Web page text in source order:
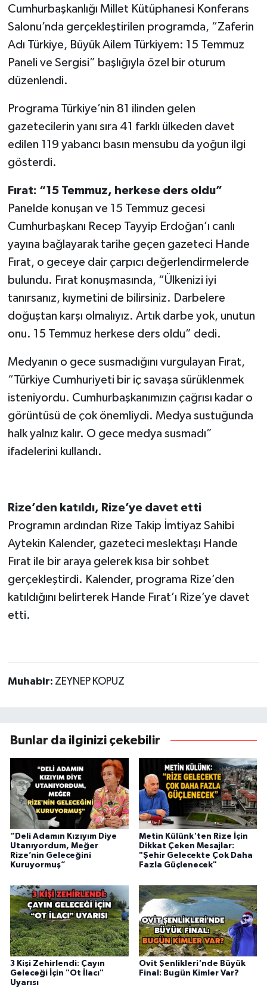
Cumhurbaşkanlığı Millet Kütüphanesi Konferans
Salonu’nda gerçekleştirilen programda, “Zaferin
Adı Türkiye, Büyük Ailem Türkiyem: 15 Temmuz
Paneli ve Sergisi” başlığıyla özel bir oturum
düzenlendi.
Programa Türkiye’nin 81 ilinden gelen
gazetecilerin yanı sıra 41 farklı ülkeden davet
edilen 119 yabancı basın mensubu da yoğun ilgi
gösterdi.
Fırat: “15 Temmuz, herkese ders oldu”
Panelde konuşan ve 15 Temmuz gecesi
Cumhurbaşkanı Recep Tayyip Erdoğan’ı canlı
yayına bağlayarak tarihe geçen gazeteci Hande
Fırat, o geceye dair çarpıcı değerlendirmelerde
bulundu. Fırat konuşmasında, “Ülkenizi iyi
tanırsanız, kıymetini de bilirsiniz. Darbelere
doğuştan karşı olmalıyız. Artık darbe yok, unutun
onu. 15 Temmuz herkese ders oldu” dedi.
Medyanın o gece susmadığını vurgulayan Fırat,
“Türkiye Cumhuriyeti bir iç savaşa sürüklenmek
isteniyordu. Cumhurbaşkanımızın çağrısı kadar o
görüntüsü de çok önemliydi. Medya sustuğunda
halk yalnız kalır. O gece medya susmadı”
ifadelerini kullandı.
Rize’den katıldı, Rize’ye davet etti
Programın ardından Rize Takip İmtiyaz Sahibi
Aytekin Kalender, gazeteci meslektaşı Hande
Fırat ile bir araya gelerek kısa bir sohbet
gerçekleştirdi. Kalender, programa Rize’den
katıldığını belirterek Hande Fırat’ı Rize’ye davet
etti.
Muhabir: ZEYNEP KOPUZ
Bunlar da ilginizi çekebilir
“Deli Adamın Kızıyım Diye
Utanıyordum, Meğer
Rize’nin Geleceğini
Kuruyormuş”
Metin Külünk'ten Rize İçin
Dikkat Çeken Mesajlar:
"Şehir Gelecekte Çok Daha
Fazla Güçlenecek"
3 Kişi Zehirlendi: Çayın
Geleceği İçin "Ot İlacı"
Uyarısı
Ovit Şenlikleri'nde Büyük
Final: Bugün Kimler Var?